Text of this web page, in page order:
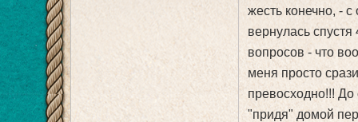
жесть конечно, -
вернулась спустя
вопросов - что
меня просто
превосходно!!! До
"придя" домой